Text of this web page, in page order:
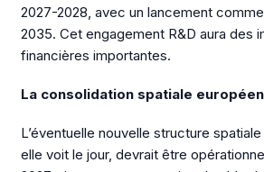
2027-2028, avec un lancement
2035. Cet engagement R&D aura des
financières importantes.
La consolidation spatiale
L’éventuelle nouvelle structure
elle voit le jour, devrait être